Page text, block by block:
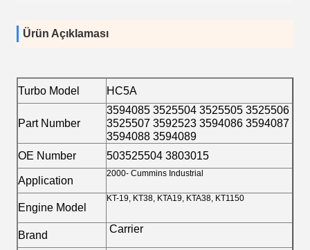
Ürün Açıklaması
Turbo Model HC5A
Part Number
3594085 3525504 3525505 3525506
3525507 3592523 3594086 3594087
3594088 3594089
OE Number
503525504 3803015
Application
2000- Cummins Industrial
Engine Model
KT-19, KT38, KTA19, KTA38, KT1150
Brand Carrier